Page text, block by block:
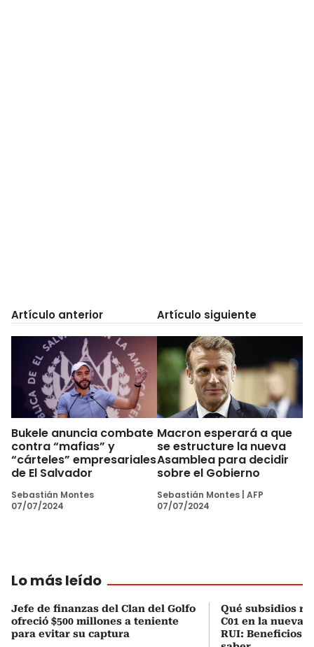
Artículo anterior
Bukele anuncia combate
contra “mafias” y
“cárteles” empresariales
de El Salvador
Sebastián Montes
07/07/2024
Artículo siguiente
Macron esperará a que
se estructure la nueva
Asamblea para decidir
sobre el Gobierno
Sebastián Montes AFP
07/07/2024
Lo más leído
Jefe de finanzas del Clan del Golfo
ofreció $500 millones a teniente
para evitar su captura
Qué subsidios
C01 en la nueva
RUI: Beneficios